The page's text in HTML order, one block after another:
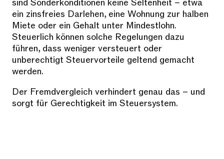
sind Sonderkonditionen keine Seltenheit – etwa
ein zinsfreies Darlehen, eine Wohnung zur halben
Miete oder ein Gehalt unter Mindestlohn.
Steuerlich können solche Regelungen dazu
führen, dass weniger versteuert oder
unberechtigt Steuervorteile geltend gemacht
werden.
Der Fremdvergleich verhindert genau das – und
sorgt für Gerechtigkeit im Steuersystem.